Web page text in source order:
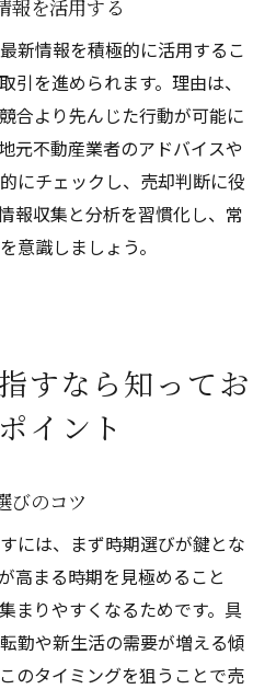
報を活用する
新情報を積極的に活用するこ
引を進められます。理由は、
合より先んじた行動が可能に
元不動産業者のアドバイスや
にチェックし、売却判断に役
報収集と分析を習慣化し、常
意識しましょう。
すなら知ってお
イント
びのコツ
には、まず時期選びが鍵とな
高まる時期を見極めること
まりやすくなるためです。具
勤や新生活の需要が増える傾
のタイミングを狙うことで売